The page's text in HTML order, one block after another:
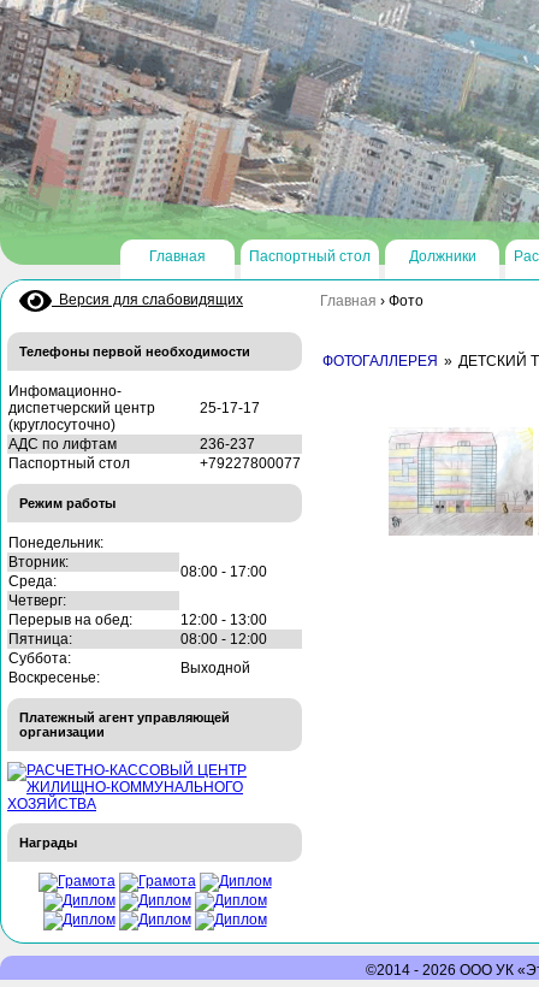
Главная Паспортный стол Должники
Версия для слабовидящих
Телефоны первой необходимости
Инфомационно-
диспетчерский центр
(круглосуточно)
25-17-17
АДС по лифтам
236-237
Паспортный стол
+79227800077
Режим работы
Понедельник:
08:00 - 17:00
Вторник:
Среда:
Четверг:
Перерыв на обед:
12:00 - 13:00
Пятница:
08:00 - 12:00
Суббота:
Выходной
Воскресенье:
Платежный агент управляющей
организации
Награды
Главная › Фото
ФОТОГАЛЛЕРЕЯ » ДЕТСКИЙ
©2014 - 2026 ООО УК